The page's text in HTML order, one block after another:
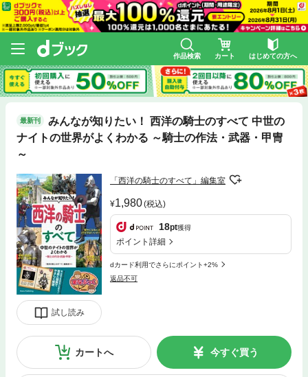
作品検索 カート はじめての方へ
最新刊
みんなが知りたい！ 西洋の騎士のすべて 中世の
ナイトの世界がよくわかる ～騎士の作法・武器・甲冑
～
試し読み
「西洋の騎士のすべて」編集室
1,980(税込)
18pt獲得
ポイント詳細
dカード利用でさらにポイント+2%
返品不可
カートへ 今すぐ買う